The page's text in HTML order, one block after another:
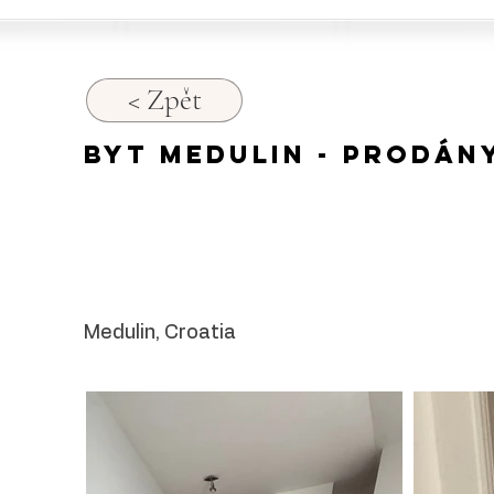
Byt Medulin -
Medulin, Croatia
< Zpět